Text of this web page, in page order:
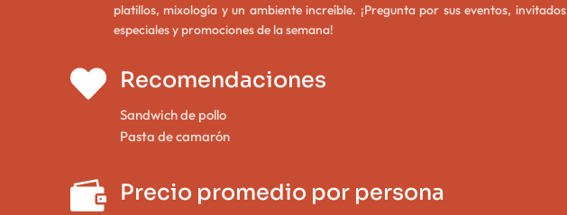
platillos, mixología y un ambiente increíble. ¡Pregunta por sus eventos, invitados
especiales y promociones de la semana!
 Recomendaciones
Sandwich de pollo
Pasta de camarón
 Precio promedio por persona